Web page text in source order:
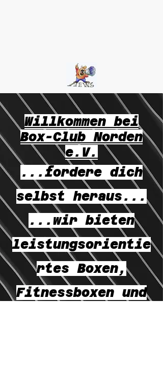
Willkommen bei
Box-Club Norden
e.V.
...fordere dich
selbst heraus...
...wir bieten
leistungsorientie
rtes Boxen,
Fitnessboxen und